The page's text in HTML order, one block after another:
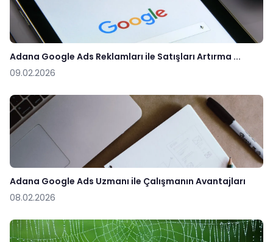
Adana Google Ads Reklamları ile Satışları Artırma ...
09.02.2026
Adana Google Ads Uzmanı ile Çalışmanın Avantajları
08.02.2026